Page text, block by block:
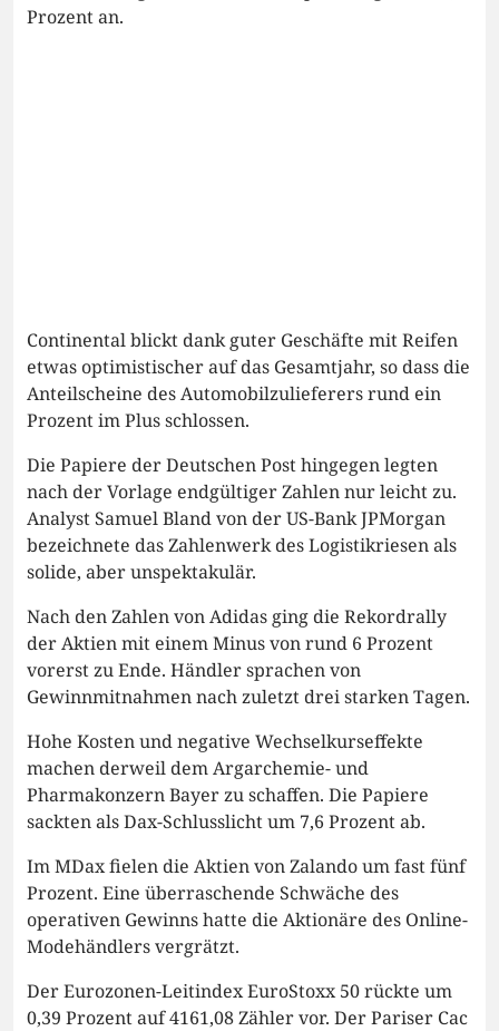
Prozent an.
Continental blickt dank guter Geschäfte mit Reifen
etwas optimistischer auf das Gesamtjahr, so dass die
Anteilscheine des Automobilzulieferers rund ein
Prozent im Plus schlossen.
Die Papiere der Deutschen Post hingegen legten
nach der Vorlage endgültiger Zahlen nur leicht zu.
Analyst Samuel Bland von der US-Bank JPMorgan
bezeichnete das Zahlenwerk des Logistikriesen als
solide, aber unspektakulär.
Nach den Zahlen von Adidas ging die Rekordrally
der Aktien mit einem Minus von rund 6 Prozent
vorerst zu Ende. Händler sprachen von
Gewinnmitnahmen nach zuletzt drei starken Tagen.
Hohe Kosten und negative Wechselkurseffekte
machen derweil dem Argarchemie- und
Pharmakonzern Bayer zu schaffen. Die Papiere
sackten als Dax-Schlusslicht um 7,6 Prozent ab.
Im MDax fielen die Aktien von Zalando um fast fünf
Prozent. Eine überraschende Schwäche des
operativen Gewinns hatte die Aktionäre des Online-
Modehändlers vergrätzt.
Der Eurozonen-Leitindex EuroStoxx 50 rückte um
0,39 Prozent auf 4161,08 Zähler vor. Der Pariser Cac